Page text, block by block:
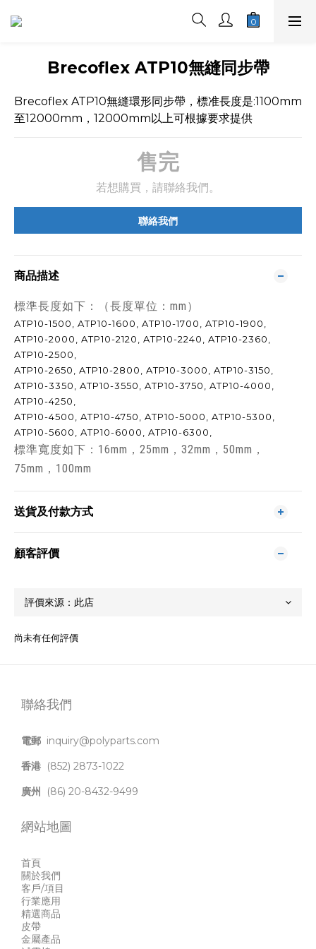
Brecoflex ATP10無縫同步帶
Brecoflex ATP10無縫環形同步帶，標准長度是:1100mm
至12000mm，12000mm以上可根據要求提供
售完
若想購買，請聯絡我們。
聯絡我們
商品描述
標準長度如下：（長度單位：mm）
ATP10-1500, ATP10-1600, ATP10-1700, ATP10-1900,
ATP10-2000, ATP10-2120, ATP10-2240, ATP10-2360,
ATP10-2500,
ATP10-2650, ATP10-2800, ATP10-3000, ATP10-3150,
ATP10-3350, ATP10-3550, ATP10-3750, ATP10-4000,
ATP10-4250,
ATP10-4500, ATP10-4750, ATP10-5000, ATP10-5300,
ATP10-5600, ATP10-6000, ATP10-6300,
標準寬度如下：16mm，25mm，32mm，50mm，
75mm，100mm
送貨及付款方式
顧客評價
尚未有任何評價
聯絡我們
電郵 inquiry@polyparts.com
香港 (852) 2873-1022
廣州
(86) 20-8432-9499
網站地圖
首頁
關於我們
客戶/項目
行業應用
精選商品
皮帶
金屬產品